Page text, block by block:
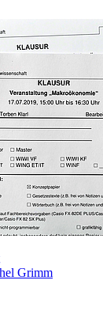
Grimm